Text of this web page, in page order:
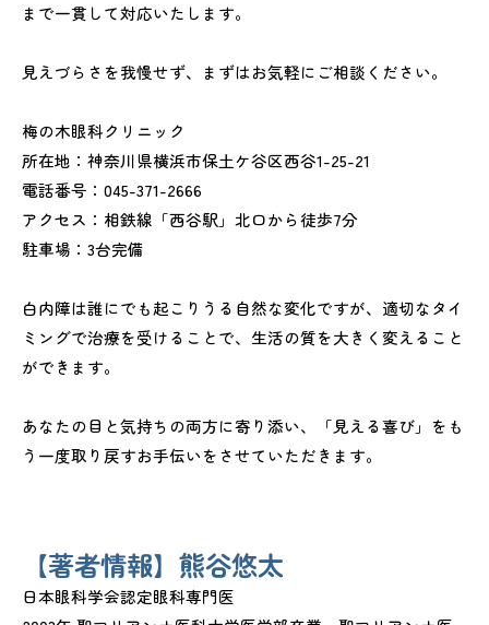
まで一貫して対応いたします。
見えづらさを我慢せず、まずはお気軽にご相談ください。
梅の木眼科クリニック
所在地：神奈川県横浜市保土ケ谷区西谷1-25-21
電話番号：045-371-2666
アクセス：相鉄線「西谷駅」北口から徒歩7分
駐車場：3台完備
白内障は誰にでも起こりうる自然な変化ですが、適切なタイ
ミングで治療を受けることで、生活の質を大きく変えること
ができます。
あなたの目と気持ちの両方に寄り添い、「見える喜び」をも
う一度取り戻すお手伝いをさせていただきます。
【著者情報】熊谷悠太
日本眼科学会認定眼科専門医